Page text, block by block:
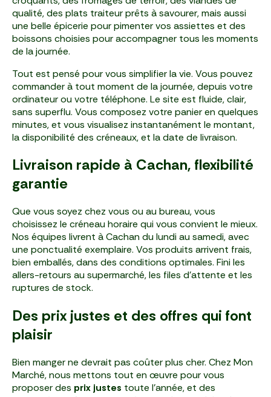
qualité, des plats traiteur prêts à savourer, mais aussi
une belle épicerie pour pimenter vos assiettes et des
boissons choisies pour accompagner tous les moments
de la journée.
Tout est pensé pour vous simplifier la vie. Vous pouvez
commander à tout moment de la journée, depuis votre
ordinateur ou votre téléphone. Le site est fluide, clair,
sans superflu. Vous composez votre panier en quelques
minutes, et vous visualisez instantanément le montant,
la disponibilité des créneaux, et la date de livraison.
Livraison rapide à Cachan, flexibilité
garantie
Que vous soyez chez vous ou au bureau, vous
choisissez le créneau horaire qui vous convient le mieux.
Nos équipes livrent à Cachan du lundi au samedi, avec
une ponctualité exemplaire. Vos produits arrivent frais,
bien emballés, dans des conditions optimales. Fini les
allers-retours au supermarché, les files d’attente et les
ruptures de stock.
Des prix justes et des offres qui font
plaisir
Bien manger ne devrait pas coûter plus cher. Chez Mon
Marché, nous mettons tout en œuvre pour vous
proposer des prix justes toute l’année, et des